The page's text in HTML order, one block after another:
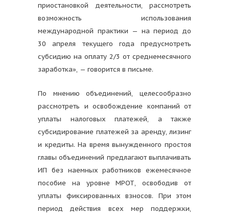
приостановкой деятельности, рассмотреть
возможность использования
международной практики — на период до
30 апреля текущего года предусмотреть
субсидию на оплату 2/3 от среднемесячного
заработка», — говорится в письме.
По мнению объединений, целесообразно
рассмотреть и освобождение компаний от
уплаты налоговых платежей, а также
субсидирование платежей за аренду, лизинг
и кредиты. На время вынужденного простоя
главы объединений предлагают выплачивать
ИП без наемных работников ежемесячное
пособие на уровне МРОТ, освободив от
уплаты фиксированных взносов. При этом
период действия всех мер поддержки,